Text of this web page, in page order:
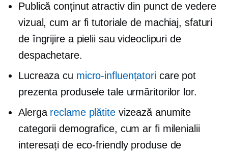
Publică conținut atractiv din punct de vedere
vizual, cum ar fi tutoriale de machiaj, sfaturi
de îngrijire a pielii sau videoclipuri de
despachetare.
Lucreaza cu micro-influențatoricare pot
prezenta produsele tale urmăritorilor lor.
Alerga reclame plătitevizează anumite
categorii demografice, cum ar fi milenialii
interesați de eco-friendlyproduse de